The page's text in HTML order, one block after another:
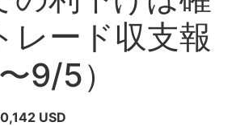
ード収支報
9/5）
USD